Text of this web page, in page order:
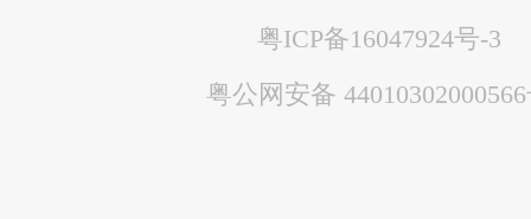
粤ICP备16047924号-3
粤公网安备